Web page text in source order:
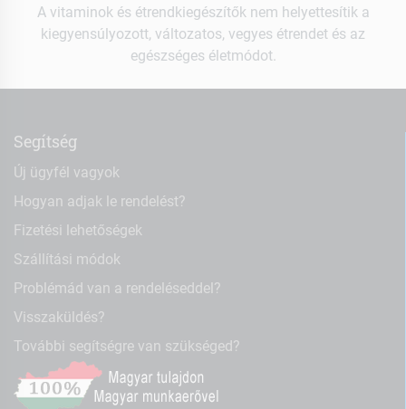
A vitaminok és étrendkiegészítők nem helyettesítik a
kiegyensúlyozott, változatos, vegyes étrendet és az
egészséges életmódot.
Segítség
Új ügyfél vagyok
Hogyan adjak le rendelést?
Fizetési lehetőségek
Szállítási módok
Problémád van a rendeléseddel?
Visszaküldés?
További segítségre van szükséged?